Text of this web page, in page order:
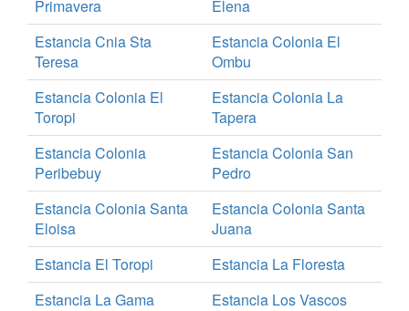
Primavera
Elena
Estancia Cnia Sta
Teresa
Estancia Colonia El
Ombu
Estancia Colonia El
Toropi
Estancia Colonia La
Tapera
Estancia Colonia
Peribebuy
Estancia Colonia San
Pedro
Estancia Colonia Santa
Eloisa
Estancia Colonia Santa
Juana
Estancia El Toropi
Estancia La Floresta
Estancia La Gama
Estancia Los Vascos